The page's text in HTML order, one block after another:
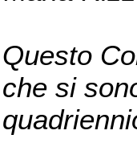
Questo
che si